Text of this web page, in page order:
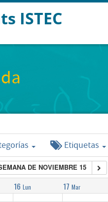
ISTEC
Etiquetas
DE NOVIEMBRE 15
16 Lun 17 Mar